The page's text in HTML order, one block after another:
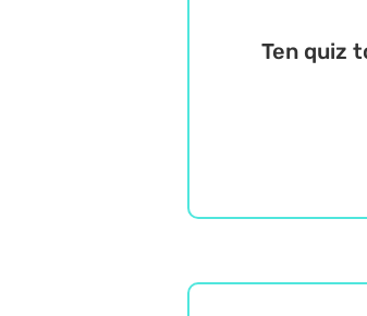
Ten quiz